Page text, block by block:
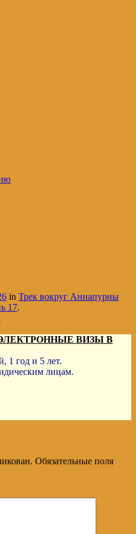
in Трек вокруг Аннапурны
17.
ВИЗЫ В
1 год и 5 лет.
лицам.
Обязательные поля